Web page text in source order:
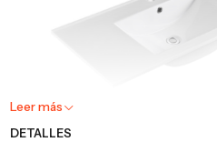
Leer más
DETALLES